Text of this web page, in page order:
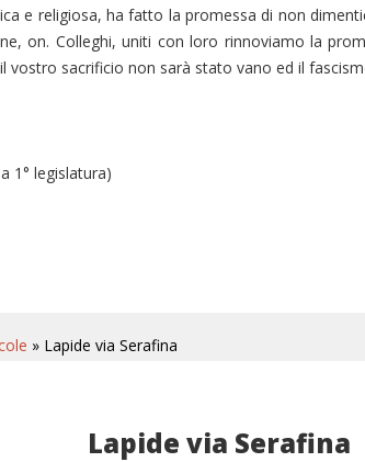
e religiosa, ha fatto la promessa di non
on. Colleghi, uniti con loro rinnoviamo la
vostro sacrificio non sarà stato vano ed il
1° legislatura)
» Lapide via Serafina
Lapide via Serafina